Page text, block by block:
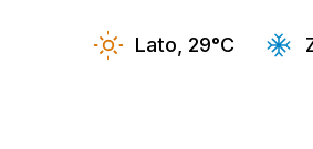
Lato, 29°C